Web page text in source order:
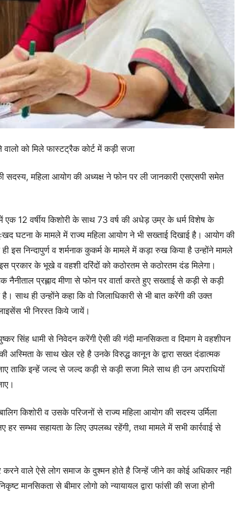
वालो को मिले फास्टट्रैक कोर्ट में कड़ी सजा
सदस्य, महिला आयोग की अध्यक्ष ने फोन पर ली जानकारी एसएसपी समेत
एक 12 वर्षीय किशोरी के साथ 73 वर्ष की अधेड़ उम्र के धर्म विशेष के
व दुःखद घटना के मामले में राज्य महिला आयोग ने भी सख्ताई दिखाई है। आयोग की
इस निन्दापुर्ण व शर्मनाक कुकर्म के मामले में कड़ा रुख किया है उन्होंने मामले
प्रकार के भूखे व वहशी दरिंदों को कठोरतम से कठोरतम दंड मिलेगा।
नैनीताल प्रह्लाद मीणा से फोन पर वार्ता करते हुए सख्ताई से कड़ी से कड़ी
साथ ही उन्होंने कहा कि वो जिलाधिकारी से भी बात करेंगी की उक्त
भी निरस्त किये जायें।
सिंह धामी से निवेदन करेंगी ऐसी की गंदी मानसिकता व दिमाग मे वहशीपन
अस्मिता के साथ खेल रहे है उनके विरुद्ध कानून के द्वारा सख्त दंडात्मक
ताकि इन्हें जल्द से जल्द कड़ी से कड़ी सजा मिले साथ ही उन अपराधियों
किशोरी व उसके परिजनों से राज्य महिला आयोग की सदस्य उर्मिला
हर सम्भव सहायता के लिए उपलब्ध रहेंगी, तथा मामले में सभी कार्रवाई से
करने वाले ऐसे लोग समाज के दुश्मन होते है जिन्हें जीने का कोई अधिकार नही
मानसिकता से बीमार लोगो को न्यायायल द्वारा फांसी की सजा होनी